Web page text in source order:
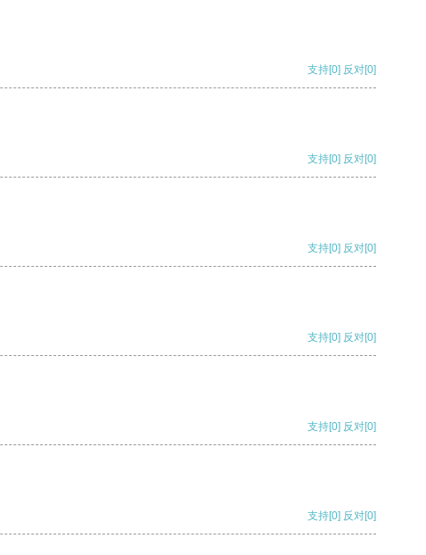
支持[0] 反对[0]
支持[0] 反对[0]
支持[0] 反对[0]
支持[0] 反对[0]
支持[0] 反对[0]
支持[0] 反对[0]